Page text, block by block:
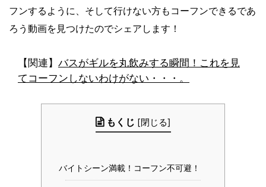
フンするように、そして行けない方もコーフンできるであ
ろう動画を見つけたのでシェアします！
【関連】 バスがギルを丸飲みする瞬間！これを見
てコーフンしないわけがない・・・。
もくじ [閉じる]
バイトシーン満載！コーフン不可避！